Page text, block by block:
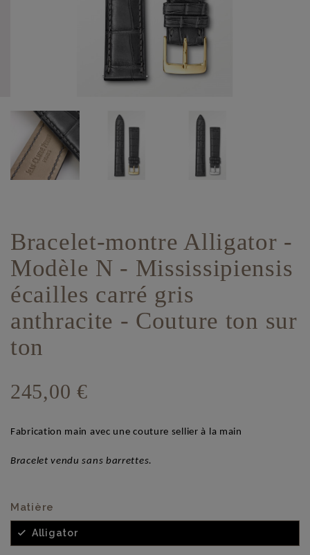
Bracelet-montre Alligator -
Modèle N - Mississipiensis
écailles carré gris
anthracite - Couture ton sur
ton
245,00 €
Fabrication main avec une couture sellier à la main
Bracelet vendu sans barrettes.
Matière
Alligator